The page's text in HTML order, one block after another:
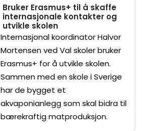
Bruker Erasmus+ til å skaffe
internasjonale kontakter og
utvikle skolen
Internasjonal koordinator Halvor
Mortensen ved Val skoler bruker
Erasmus+ for å utvikle skolen.
Sammen med en skole i Sverige
har de bygget et
akvaponianlegg som skal bidra til
bærekraftig matproduksjon.